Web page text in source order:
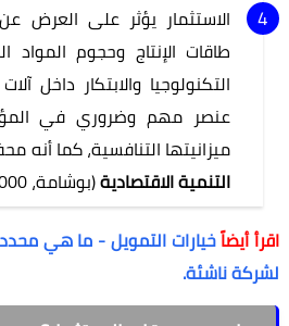
الاستثمار يؤثر على
طاقات الإنتاج وحجوم
التكنولوجيا والابتكار داخل
عنصر مهم وضروري في
ميزانيتها التنافسية، كما أنه
التنمية الاقتصادية(بوشامة، 2000، ص22).
اقرأ أيضاًخيارات التمويل - ما هي
لشركة ناشئة.